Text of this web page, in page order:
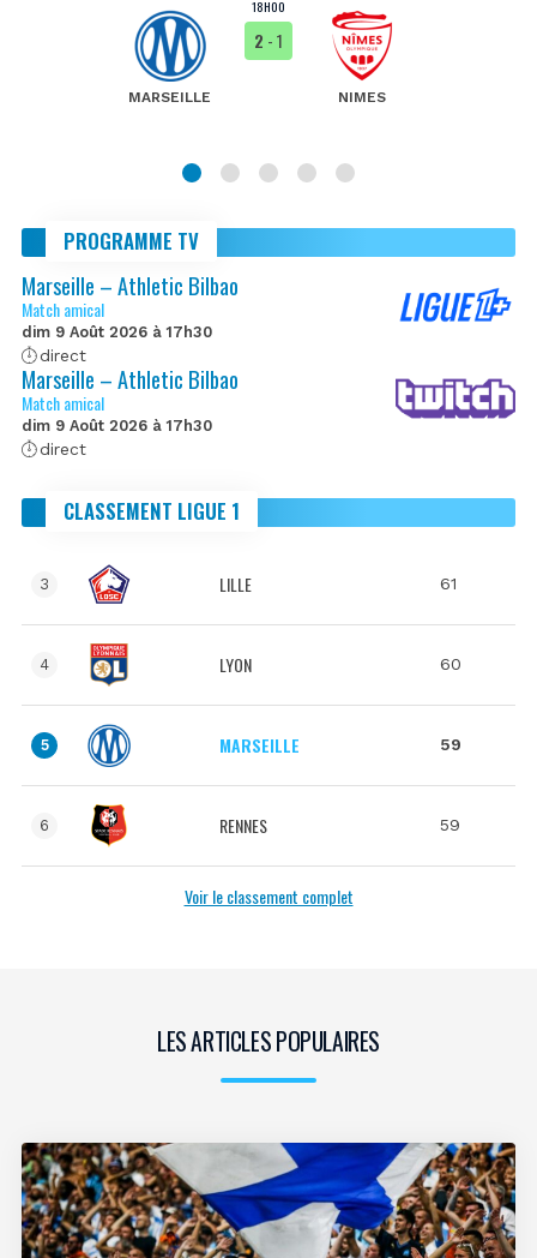
18H00
MARSEILLE
2 - 1
NIMES
PROGRAMME TV
Marseille – Athletic Bilbao
Match amical
dim 9 Août 2026 à 17h30
direct
Marseille – Athletic Bilbao
Match amical
dim 9 Août 2026 à 17h30
direct
CLASSEMENT LIGUE 1
3 LILLE 61
4 LYON 60
5 MARSEILLE 59
6 RENNES 59
Voir le classement complet
LES ARTICLES POPULAIRES